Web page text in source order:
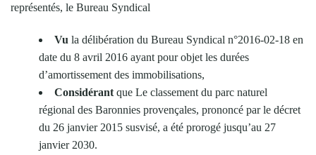
représentés, le Bureau Syndical
Vu la délibération du Bureau Syndical n°2016-02-18 en
date du 8 avril 2016 ayant pour objet les durées
d’amortissement des immobilisations,
Considérant que Le classement du parc naturel
régional des Baronnies provençales, prononcé par le décret
du 26 janvier 2015 susvisé, a été prorogé jusqu’au 27
janvier 2030.